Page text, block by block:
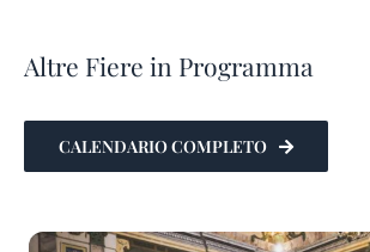
Altre Fiere in Programma
CALENDARIO COMPLETO